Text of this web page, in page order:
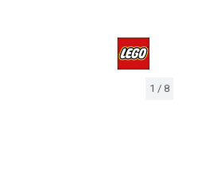
1 / 8